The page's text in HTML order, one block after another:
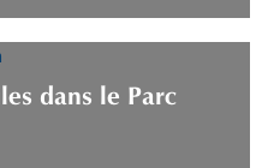
dans le Parc